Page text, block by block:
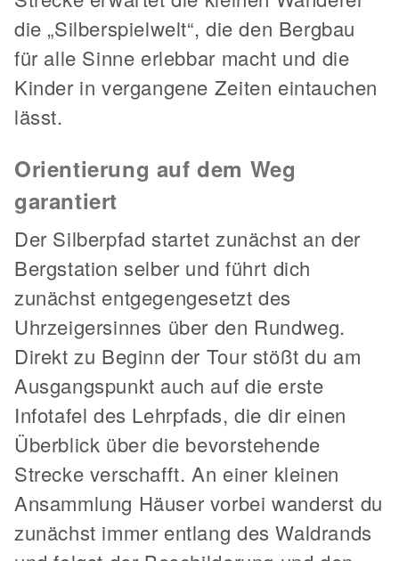
die „Silberspielwelt“, die den Bergbau
für alle Sinne erlebbar macht und die
Kinder in vergangene Zeiten eintauchen
lässt.
Orientierung auf dem Weg
garantiert
Der Silberpfad startet zunächst an der
Bergstation selber und führt dich
zunächst entgegengesetzt des
Uhrzeigersinnes über den Rundweg.
Direkt zu Beginn der Tour stößt du am
Ausgangspunkt auch auf die erste
Infotafel des Lehrpfads, die dir einen
Überblick über die bevorstehende
Strecke verschafft. An einer kleinen
Ansammlung Häuser vorbei wanderst du
zunächst immer entlang des Waldrands